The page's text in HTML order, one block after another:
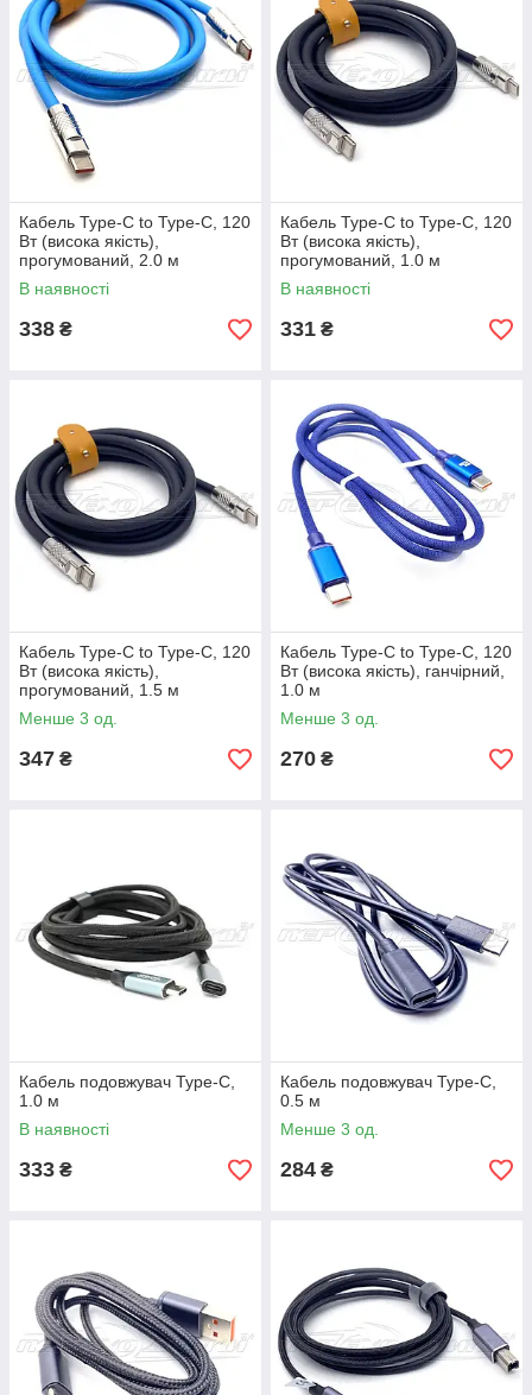
Кабель Type-C to Type-C, 120
Вт (висока якість),
прогумований, 2.0 м
В наявності
338 ₴
Кабель Type-C to Type-C, 120
Вт (висока якість),
прогумований, 1.0 м
В наявності
331 ₴
Кабель Type-C to Type-C, 120
Вт (висока якість),
прогумований, 1.5 м
Менше 3 од.
347 ₴
Кабель Type-C to Type-C, 120
Вт (висока якість), ганчірний,
1.0 м
Менше 3 од.
270 ₴
Кабель подовжувач Type-C,
1.0 м
В наявності
333 ₴
Кабель подовжувач Type-C,
0.5 м
Менше 3 од.
284 ₴